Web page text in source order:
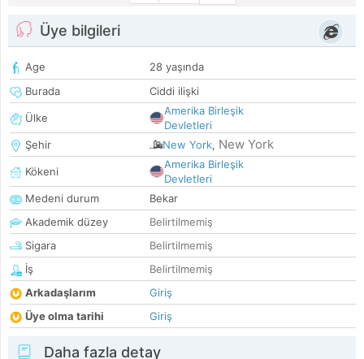
Üye bilgileri
Age
28 yaşında
Burada
Ciddi ilişki
Ülke
Amerika Birleşik
Devletleri
Şehir
New York, New York
Kökeni
Amerika Birleşik
Devletleri
Medeni durum
Bekar
Akademik düzey
Belirtilmemiş
Sigara
Belirtilmemiş
İş
Belirtilmemiş
Arkadaşlarım
Giriş
Üye olma tarihi
Giriş
Daha fazla detay